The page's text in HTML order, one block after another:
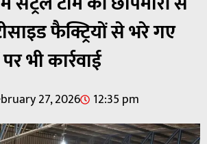
फैक्ट्रियों से भरे गए
भी कार्रवाई
27, 2026 12:35 pm